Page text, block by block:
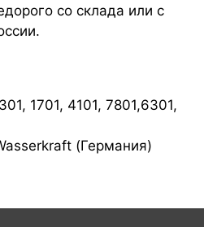
со склада или с
1701, 4101, 7801,6301,
(Германия)